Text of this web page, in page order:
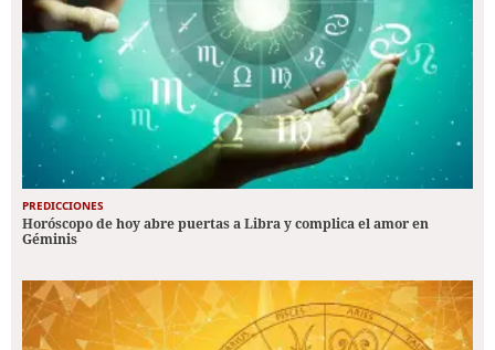
PREDICCIONES
Horóscopo de hoy abre puertas a Libra y complica el amor en
Géminis